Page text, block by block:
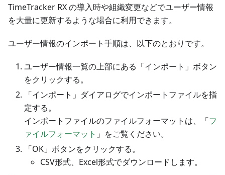
TimeTracker RX の導入時や組織変更などでユーザー情報
を大量に更新するような場合に利用できます。
ユーザー情報のインポート手順は、以下のとおりです。
ユーザー情報一覧の上部にある「インポート」ボタン
をクリックする。
「インポート」ダイアログでインポートファイルを指
定する。
インポートファイルのファイルフォーマットは、「フ
ァイルフォーマット 」をご覧ください。
「OK」ボタンをクリックする。
CSV形式、Excel形式でダウンロードします。